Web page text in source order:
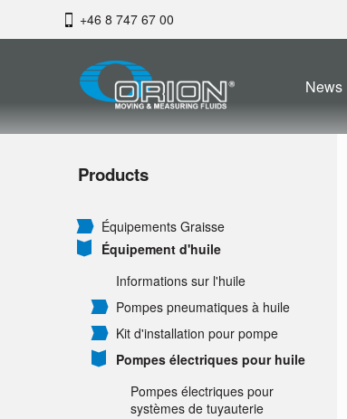
+46 8 747 67 00
News
Products
Équipements Graisse
Équipement d'huile
Informations sur l'huile
Pompes pneumatiques à huile
Kit d'installation pour pompe
Pompes électriques pour huile
Pompes électriques pour
systèmes de tuyauterie